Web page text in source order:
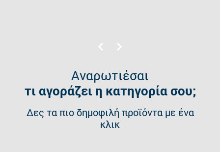
Αναρωτιέσαι
τι αγοράζει η κατηγορία σου;
Δες τα πιο δημοφιλή προϊόντα με ένα
κλικ